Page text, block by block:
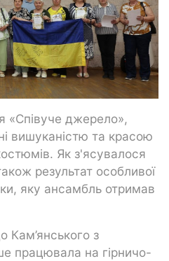
«Співуче джерело»,
вишуканістю та красою
Як з'ясувалося
результат особливої
яку ансамбль отримав
Кам’янського з
працювала на гірничо-